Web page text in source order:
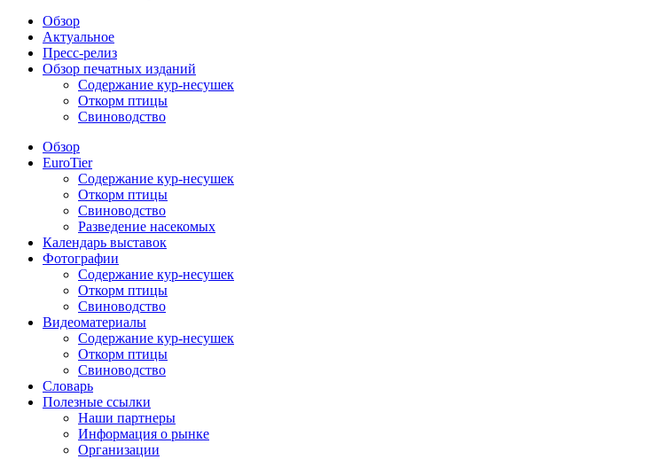
Обзор
Актуальное
Пресс-релиз
Обзор печатных изданий
Содержание кур-несушек
Откорм птицы
Свиноводство
Обзор
EuroTier
Содержание кур-несушек
Откорм птицы
Свиноводство
Разведение насекомых
Календарь выставок
Фотографии
Содержание кур-несушек
Откорм птицы
Свиноводство
Видеоматериалы
Содержание кур-несушек
Откорм птицы
Свиноводство
Словарь
Полезные ссылки
Наши партнеры
Информация о рынке
Организации